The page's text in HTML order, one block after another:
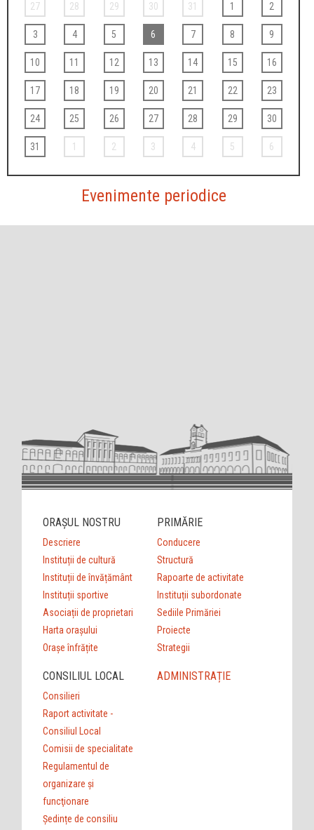
27 28 29 30 31 1 2
3 4 5 6 7 8 9
10 11 12 13 14 15 16
17 18 19 20 21 22 23
24 25 26 27 28 29 30
31 1 2 3 4 5 6
Evenimente periodice
ORAȘUL NOSTRU
Descriere
Instituții de cultură
Instituții de învățământ
Instituții sportive
Asociații de proprietari
Harta orașului
Orașe înfrățite
PRIMĂRIE
Conducere
Structură
Rapoarte de activitate
Instituții subordonate
Sediile Primăriei
Proiecte
Strategii
CONSILIUL LOCAL
Consilieri
Raport activitate -
Consiliul Local
Comisii de specialitate
Regulamentul de
organizare şi
funcţionare
Ședințe de consiliu
ADMINISTRAȚIE